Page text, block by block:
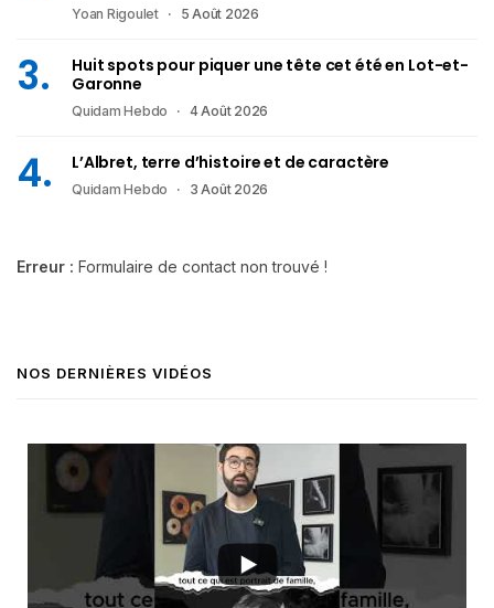
Yoan Rigoulet 5 Août 2026
Huit spots pour piquer une tête cet été en Lot-et-
Garonne
Quidam Hebdo 4 Août 2026
L’Albret, terre d’histoire et de caractère
Quidam Hebdo 3 Août 2026
Erreur : Formulaire de contact non trouvé !
NOS DERNIÈRES VIDÉOS